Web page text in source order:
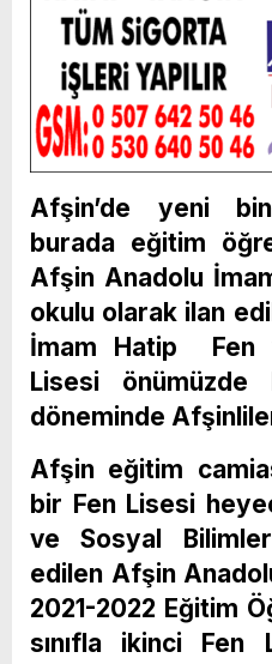
Afşin’de yeni
burada eğitim
Afşin Anadolu
okulu olarak ilan
İmam Hatip Fen
Lisesi
döneminde
Afşin eğitim
bir Fen Lisesi
ve Sosyal
edilen Afşin
2021-2022 Eğitim
sınıfla ikinci